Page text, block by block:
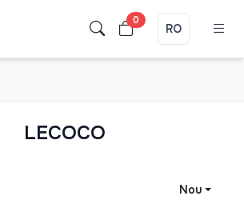
0
RO
LECOCO
Nou